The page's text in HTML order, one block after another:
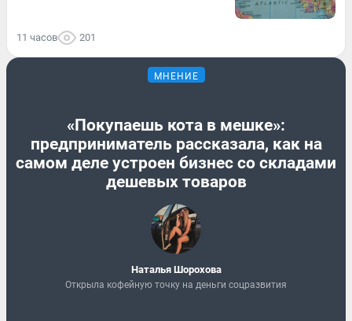
11 часов 201
МНЕНИЕ
«Покупаешь кота в мешке»:
предприниматель рассказала, как на
самом деле устроен бизнес со складами
дешевых товаров
Наталья Шорохова
Открыла кофейную точку на деньги соцразвития